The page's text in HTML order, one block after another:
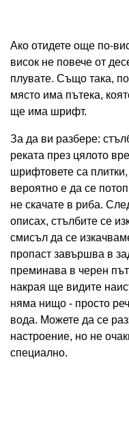
Ако отидете още по-
висок не повече от
плувате. Също така,
място има пътека,
ще има шрифт.
За да ви разбере:
реката през цялото
шрифтовете са
вероятно е да се
не скачате в риба.
описах, стълбите се
смисъл да се
пропаст завършва в
преминава в черен
накрая ще видите
няма нищо - просто
вода. Можете да се
настроение, но не
специално.